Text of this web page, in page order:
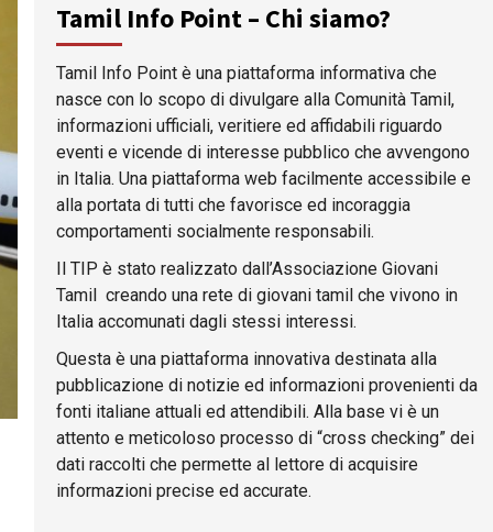
Tamil Info Point – Chi siamo?
Tamil Info Point è una piattaforma informativa che
nasce con lo scopo di divulgare alla Comunità Tamil,
informazioni ufficiali, veritiere ed affidabili riguardo
eventi e vicende di interesse pubblico che avvengono
in Italia. Una piattaforma web facilmente accessibile e
alla portata di tutti che favorisce ed incoraggia
comportamenti socialmente responsabili.
Il TIP è stato realizzato dall’Associazione Giovani
Tamil creando una rete di giovani tamil che vivono in
Italia accomunati dagli stessi interessi.
Questa è una piattaforma innovativa destinata alla
pubblicazione di notizie ed informazioni provenienti da
fonti italiane attuali ed attendibili. Alla base vi è un
attento e meticoloso processo di “cross checking” dei
dati raccolti che permette al lettore di acquisire
informazioni precise ed accurate.